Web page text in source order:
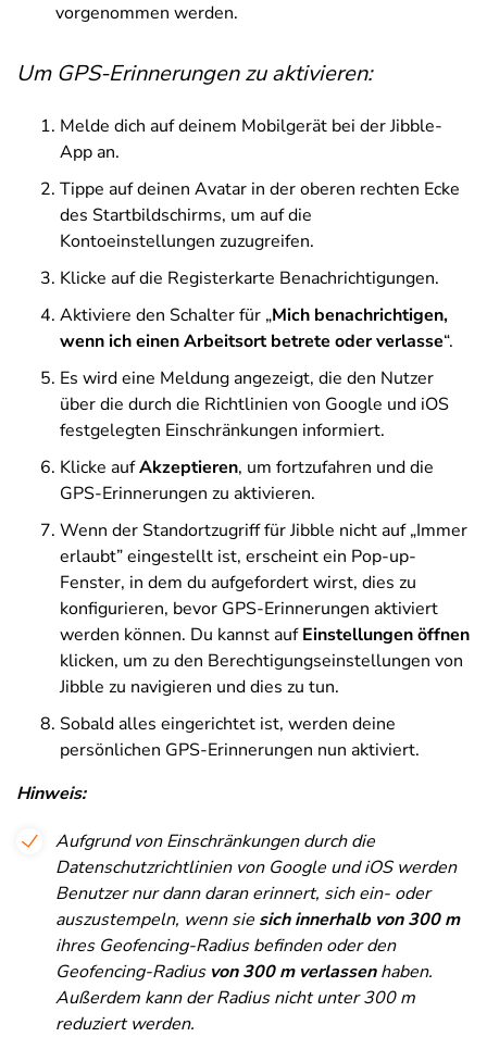
vorgenommen werden.
Um GPS-Erinnerungen zu aktivieren:
Melde dich auf deinem Mobilgerät bei der Jibble-
App an.
Tippe auf deinen Avatar in der oberen rechten Ecke
des Startbildschirms, um auf die
Kontoeinstellungen zuzugreifen.
Klicke auf die Registerkarte Benachrichtigungen.
Aktiviere den Schalter für „Mich benachrichtigen,
wenn ich einen Arbeitsort betrete oder verlasse“.
Es wird eine Meldung angezeigt, die den Nutzer
über die durch die Richtlinien von Google und iOS
festgelegten Einschränkungen informiert.
Klicke aufAkzeptieren, um fortzufahren und die
GPS-Erinnerungen zu aktivieren.
Wenn der Standortzugriff für Jibble nicht auf „Immer
erlaubt” eingestellt ist, erscheint ein Pop-up-
Fenster, in dem du aufgefordert wirst, dies zu
konfigurieren, bevor GPS-Erinnerungen aktiviert
werden können. Du kannst aufEinstellungen öffnen
klicken, um zu den Berechtigungseinstellungen von
Jibble zu navigieren und dies zu tun.
Sobald alles eingerichtet ist, werden deine
persönlichen GPS-Erinnerungen nun aktiviert.
Hinweis:
Aufgrund von Einschränkungen durch die
Datenschutzrichtlinien von Google und iOS werden
Benutzer nur dann daran erinnert, sich ein- oder
auszustempeln, wenn sie sich innerhalb von 300 m
ihres Geofencing-Radius befinden oderden
Geofencing-Radiusvon 300 mverlassenhaben.
Außerdem kann der Radius nicht unter 300 m
reduziert werden.